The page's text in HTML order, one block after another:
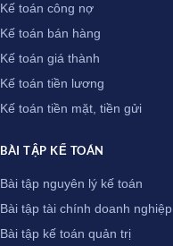
Kế toán công nợ
Kế toán bán hàng
Kế toán giá thành
Kế toán tiền lương
Kế toán tiền mặt, tiền gửi
BÀI TẬP KẾ TOÁN
Bài tập nguyên lý kế toán
Bài tập tài chính doanh nghiệp
Bài tập kế toán quản trị